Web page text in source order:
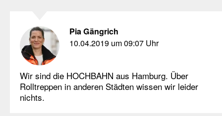
Pia Gängrich
10.04.2019 um 09:07 Uhr
Wir sind die HOCHBAHN aus Hamburg. Über
Rolltreppen in anderen Städten wissen wir leider
nichts.